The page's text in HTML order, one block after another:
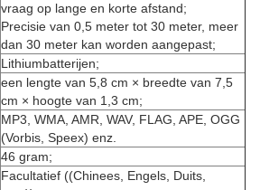
vraag op lange en korte afstand;
Precisie van 0,5 meter tot 30 meter, meer
dan 30 meter kan worden aangepast;
Lithiumbatterijen;
een lengte van 5,8 cm × breedte van 7,5
cm × hoogte van 1,3 cm;
MP3, WMA, AMR, WAV, FLAG, APE, OGG
(Vorbis, Speex) enz.
46 gram;
Facultatief ((Chinees, Engels, Duits,